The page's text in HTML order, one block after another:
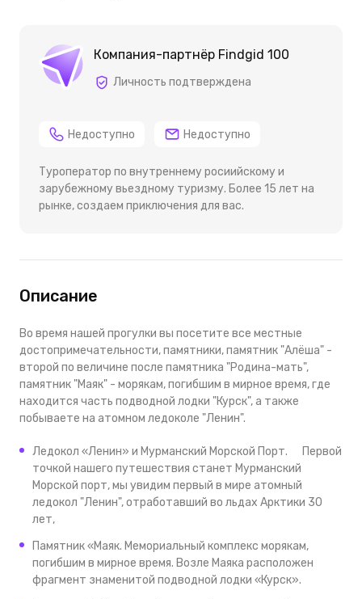
Компания-партнёр Findgid 100
Личность подтверждена
Недоступно Недоступно
Туроператор по внутреннему росиийскому и
зарубежному вьездному туризму. Более 15 лет на
рынке, создаем приключения для вас.
Описание
Во время нашей прогулки вы посетите все местные
достопримечательности, памятники, памятник "Алёша" -
второй по величине после памятника "Родина-мать",
памятник "Маяк" - морякам, погибшим в мирное время, где
находится часть подводной лодки "Курск", а также
побываете на атомном ледоколе "Ленин".
Ледокол «Ленин» и Мурманский Морской Порт. Первой
точкой нашего путешествия станет Мурманский
Морской порт, мы увидим первый в мире атомный
ледокол "Ленин", отработавший во льдах Арктики 30
лет,
Памятник «Маяк. Мемориальный комплекс морякам,
погибшим в мирное время. Возле Маяка расположен
фрагмент знаменитой подводной лодки «Курск».